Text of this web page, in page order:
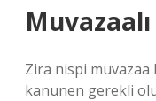
Zira nispi muvazaa
kanunen gerekli